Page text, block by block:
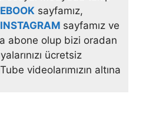
sayfamız,
INSTAGRAM sayfamız ve
abone olup bizi oradan
ücretsiz
videolarımızın altına